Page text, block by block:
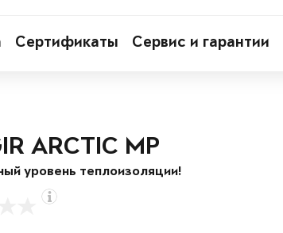
Сертификаты Сервис и гарантии
ARCTIC MP
уровень теплоизоляции!